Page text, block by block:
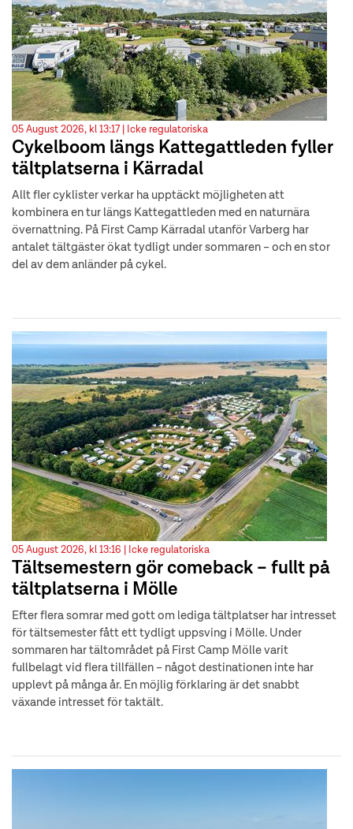
05 August 2026, kl 13:17 | Icke regulatoriska
Cykelboom längs Kattegattleden fyller
tältplatserna i Kärradal
Allt fler cyklister verkar ha upptäckt möjligheten att
kombinera en tur längs Kattegattleden med en naturnära
övernattning. På First Camp Kärradal utanför Varberg har
antalet tältgäster ökat tydligt under sommaren – och en stor
del av dem anländer på cykel.
05 August 2026, kl 13:16 | Icke regulatoriska
Tältsemestern gör comeback – fullt på
tältplatserna i Mölle
Efter flera somrar med gott om lediga tältplatser har intresset
för tältsemester fått ett tydligt uppsving i Mölle. Under
sommaren har tältområdet på First Camp Mölle varit
fullbelagt vid flera tillfällen – något destinationen inte har
upplevt på många år. En möjlig förklaring är det snabbt
växande intresset för taktält.